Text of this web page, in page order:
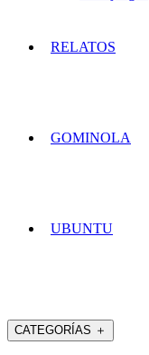
RELATOS
GOMINOLA
UBUNTU
CATEGORÍAS ＋